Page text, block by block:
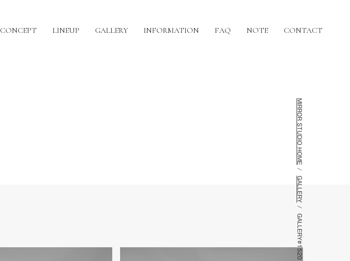
CONCEPT LINEUP GALLERY INFORMATION FAQ NOTE CONTACT
MIRROR STUDIO HOME
GALLERY
GALLERY#1520